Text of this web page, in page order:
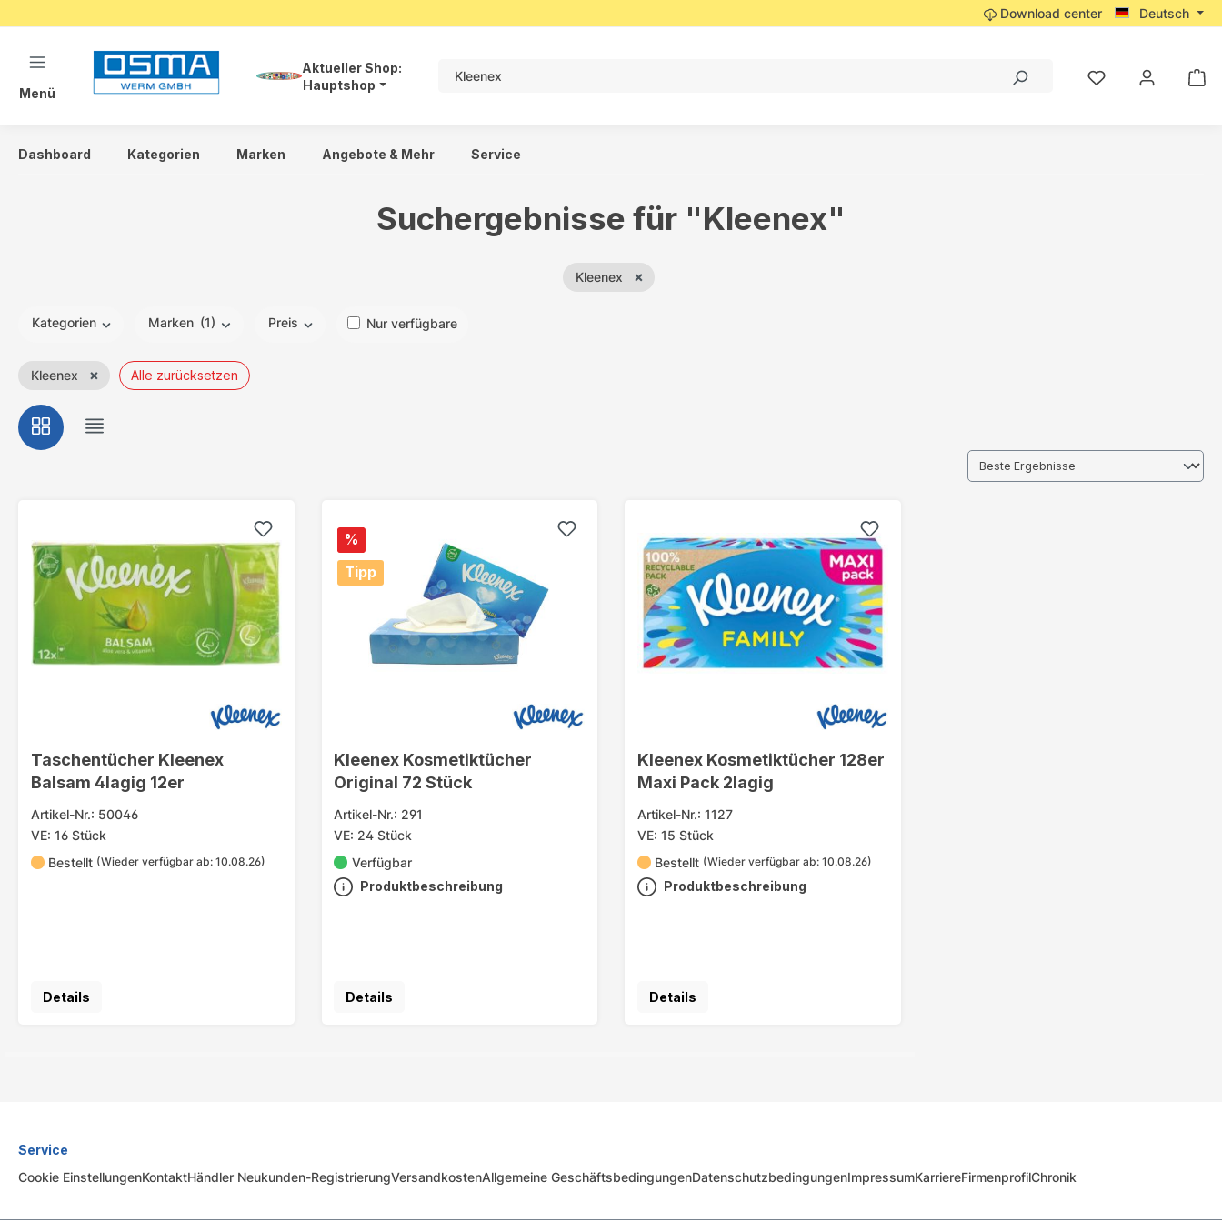
Download center Deutsch
Menü
Aktueller Shop:
Hauptshop
Dashboard Kategorien Marken Angebote & Mehr Service
Suchergebnisse für "Kleenex"
Kleenex ×
Kategorien Marken (1) Preis Nur verfügbare
Kleenex × Alle zurücksetzen
Taschentücher Kleenex
Balsam 4lagig 12er
Artikel-Nr.: 50046
VE: 16 Stück
Bestellt (Wieder verfügbar ab: 10.08.26)
Details
%
Tipp
Kleenex Kosmetiktücher
Original 72 Stück
Artikel-Nr.: 291
VE: 24 Stück
Verfügbar
Produktbeschreibung
Details
Kleenex Kosmetiktücher 128er
Maxi Pack 2lagig
Artikel-Nr.: 1127
VE: 15 Stück
Bestellt (Wieder verfügbar ab: 10.08.26)
Produktbeschreibung
Details
Service
Cookie EinstellungenKontaktHändler Neukunden-RegistrierungVersandkostenAllgemeine GeschäftsbedingungenDatenschutzbedingungenImpressumKarriereFirmenprofilChronik